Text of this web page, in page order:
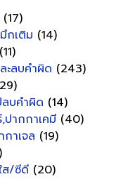
(17)
กเติม (14)
(11)
ะลบคำผิด (243)
ลบคำผิด (14)
ปากกาเคมี (40)
าเจล (19)
ส/ซีดี (20)